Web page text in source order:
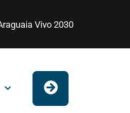
Vivo 2030